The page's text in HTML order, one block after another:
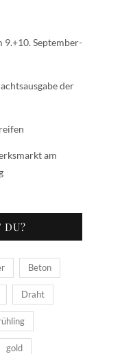
9.+10. September-
der
am
DU?
Beton
Draht
gold